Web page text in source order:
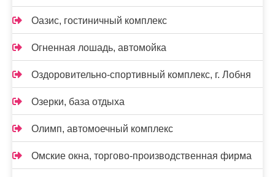
Оазис, гостиничный комплекс
Огненная лошадь, автомойка
Оздоровительно-спортивный комплекс, г. Лобня
Озерки, база отдыха
Олимп, автомоечный комплекс
Омские окна, торгово-производственная фирма